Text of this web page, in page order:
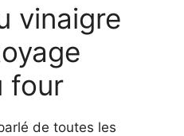
vinaigre
four
de toutes les